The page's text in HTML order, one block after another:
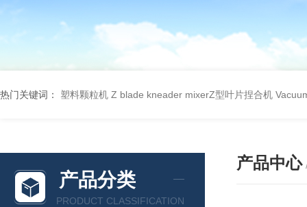
热门关键词： 塑料颗粒机 Z blade kneader mixerZ型叶片捏合机
产品分类
PRODUCT CLASSIFICATION
产品中心